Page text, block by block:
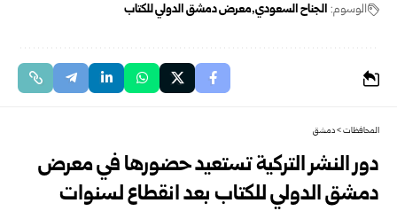
الوسوم: الجناح السعودي معرض دمشق الدولي للكتاب
المحافظات>دمشق
دور النشر التركية تستعيد حضورها في معرض
دمشق الدولي للكتاب بعد انقطاع لسنوات